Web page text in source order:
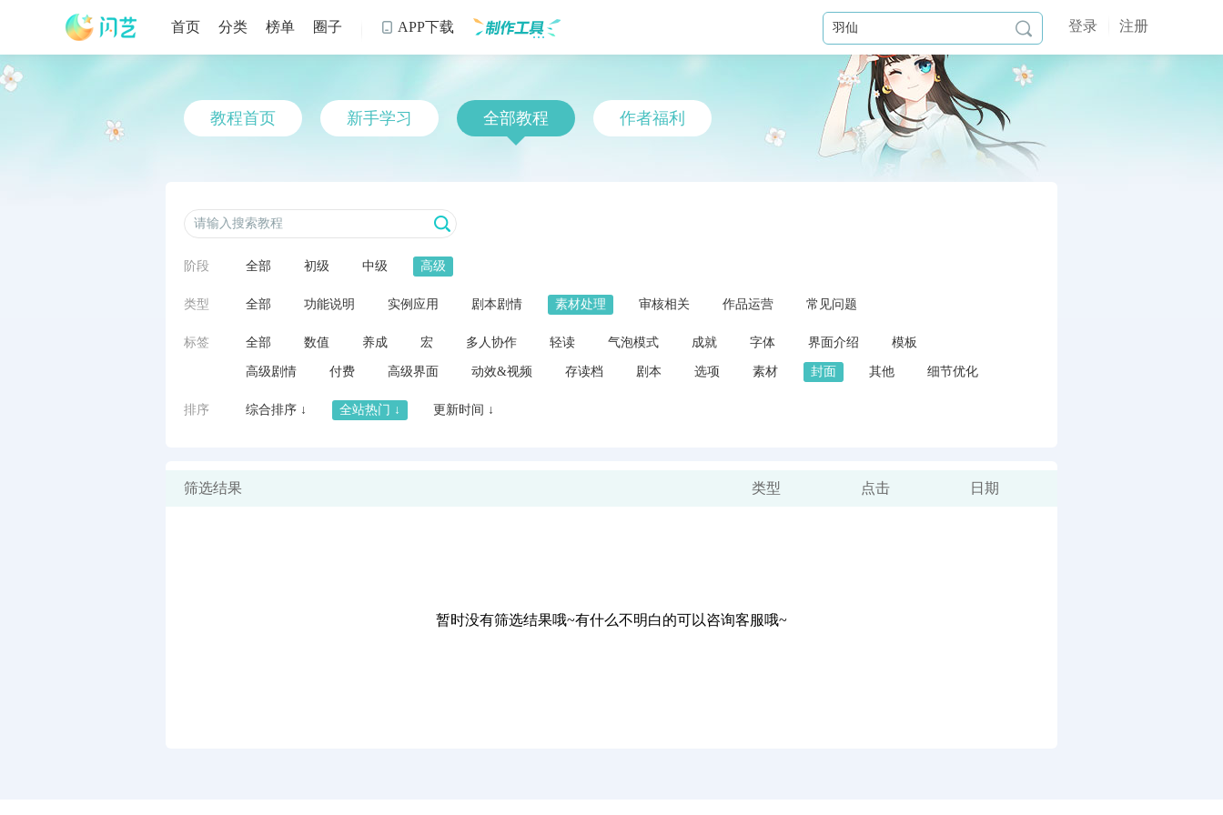
首页 分类 榜单 圈子  APP下载 登录 注册

教程首页 新手学习 全部教程 作者福利
阶段 全部 初级 中级 高级
类型 全部 功能说明 实例应用 剧本剧情 素材处理 审核相关 作品运营 常见问题
标签 全部 数值 养成 宏 多人协作 轻读 气泡模式 成就 字体 界面介绍 模板
高级剧情 付费 高级界面 动效&视频 存读档 剧本 选项 素材 封面 其他 细节优化
排序 综合排序 ↓ 全站热门 ↓ 更新时间 ↓
筛选结果 类型 点击 日期
暂时没有筛选结果哦~有什么不明白的可以咨询客服哦~